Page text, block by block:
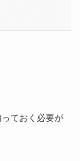
ておく必要が